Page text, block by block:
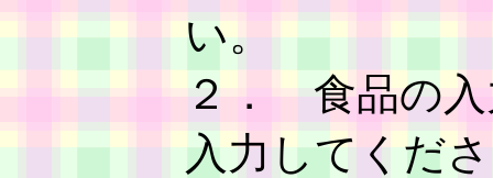
２． 食品の入
入力してくださ